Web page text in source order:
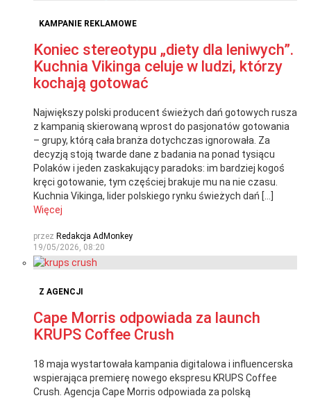
KAMPANIE REKLAMOWE
Koniec stereotypu „diety dla leniwych”.
Kuchnia Vikinga celuje w ludzi, którzy
kochają gotować
Największy polski producent świeżych dań gotowych rusza
z kampanią skierowaną wprost do pasjonatów gotowania
– grupy, którą cała branża dotychczas ignorowała. Za
decyzją stoją twarde dane z badania na ponad tysiącu
Polaków i jeden zaskakujący paradoks: im bardziej kogoś
kręci gotowanie, tym częściej brakuje mu na nie czasu.
Kuchnia Vikinga, lider polskiego rynku świeżych dań […]
Więcej
przez Redakcja AdMonkey
19/05/2026, 08:20
Z AGENCJI
Cape Morris odpowiada za launch
KRUPS Coffee Crush
18 maja wystartowała kampania digitalowa i influencerska
wspierająca premierę nowego ekspresu KRUPS Coffee
Crush. Agencja Cape Morris odpowiada za polską